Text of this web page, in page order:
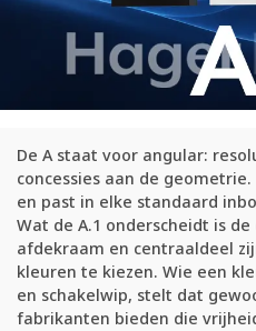
De A staat voor angular:
concessies aan de
en past in elke standaard
Wat de A.1 onderscheidt is
afdekraam en centraaldeel
kleuren te kiezen. Wie een
en schakelwip, stelt dat
fabrikanten bieden die